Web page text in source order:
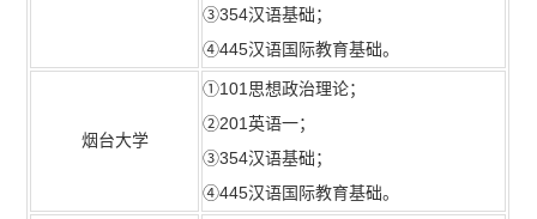
③354汉语基础；
④445汉语国际教育基础。
烟台大学
①101思想政治理论；
②201英语一；
③354汉语基础；
④445汉语国际教育基础。